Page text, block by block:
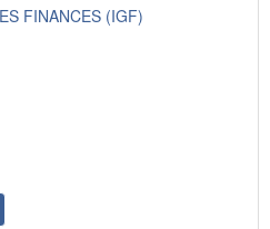
FINANCES (IGF)